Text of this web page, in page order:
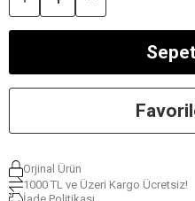
Orjinal Ürün
1000 TL ve Üzeri Kargo Ücretsiz!